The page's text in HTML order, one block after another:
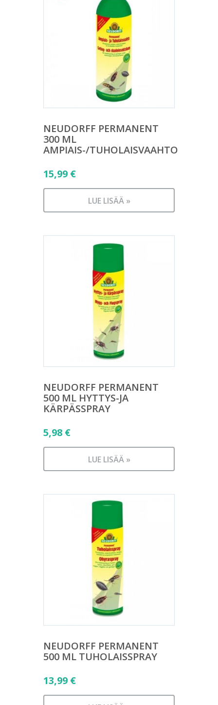
NEUDORFF PERMANENT
300 ML
AMPIAIS-/TUHOLAISVAAHTO
15,99 €
LUE LISÄÄ »
NEUDORFF PERMANENT
500 ML HYTTYS-JA
KÄRPÄSSPRAY
5,98 €
LUE LISÄÄ »
NEUDORFF PERMANENT
500 ML TUHOLAISSPRAY
13,99 €